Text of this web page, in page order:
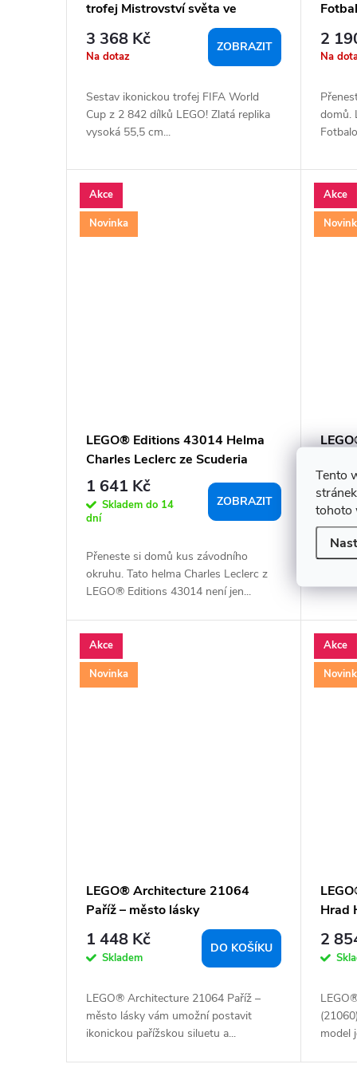
Tento
tohoto
trofej Mistrovství světa ve
3 368 Kč
Na dotaz
ZOBRAZIT
Sestav ikonickou trofej FIFA World
Cup z 2 842 dílků LEGO! Zlatá replika
vysoká 55,5 cm...
2
Na
domů.
Akce
Novinka
LEGO® Editions 43014 Helma
Charles Leclerc ze Scuderia
Ferrari HP
1 641 Kč
Skladem do 14
dní
ZOBRAZIT
Přeneste si domů kus závodního
okruhu. Tato helma Charles Leclerc z
LEGO® Editions 43014 není jen...
Akce
1
72150
Akce
Novinka
LEGO® Architecture 21064
Paříž – město lásky
1 448 Kč
Skladem
DO KOŠÍKU
LEGO® Architecture 21064 Paříž –
město lásky vám umožní postavit
ikonickou pařížskou siluetu a...
Akce
Hrad
2
model